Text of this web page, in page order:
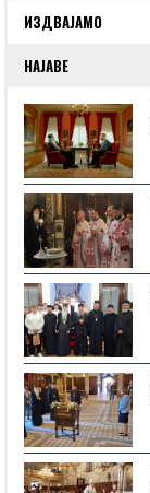
ИЗДВАЈАМО
НАЈАВЕ